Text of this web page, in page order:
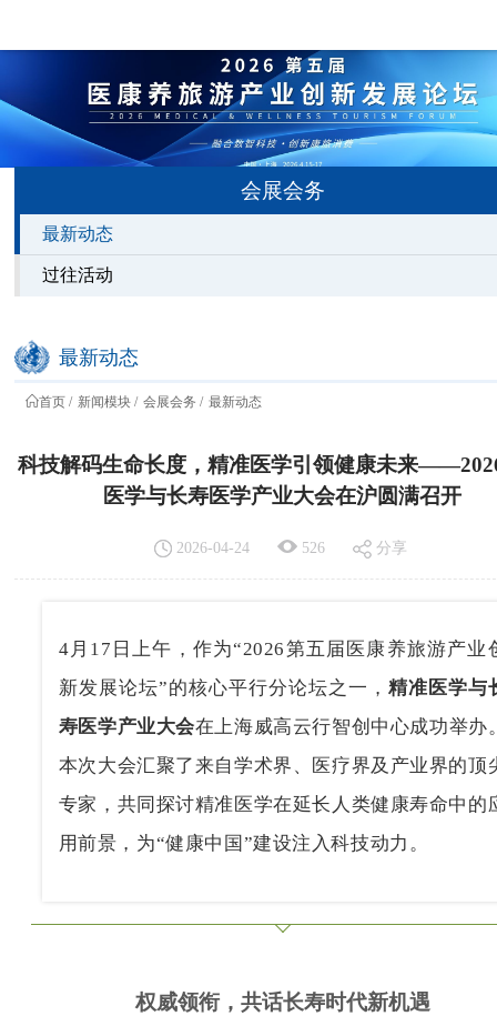
会展会务
最新动态
过往活动
最新动态
首页 新闻模块 会展会务 最新动态
科技解码生命长度，精准医学引领健康未来
医学与长寿医学产业大会在沪圆满召开
2026-04-24 526 分享
4月17日上午，作为“2026第五届医康养旅游产业
新发展论坛”的核心平行分论坛之一， 精准医学与
寿医学产业大会在上海威高云行智创中心成功举办
本次大会汇聚了来自学术界、医疗界及产业界的顶
专家，共同探讨精准医学在延长人类健康寿命中的
用前景，为“健康中国”建设注入科技动力。
权威领衔，共话长寿时代新机遇